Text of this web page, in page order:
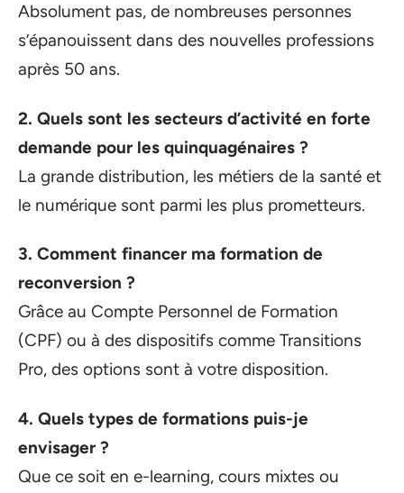
Absolument pas, de nombreuses personnes
s’épanouissent dans des nouvelles professions
après 50 ans.
2. Quels sont les secteurs d’activité en forte
demande pour les quinquagénaires ?
La grande distribution, les métiers de la santé et
le numérique sont parmi les plus prometteurs.
3. Comment financer ma formation de
reconversion ?
Grâce au Compte Personnel de Formation
(CPF) ou à des dispositifs comme Transitions
Pro, des options sont à votre disposition.
4. Quels types de formations puis-je
envisager ?
Que ce soit en e-learning, cours mixtes ou